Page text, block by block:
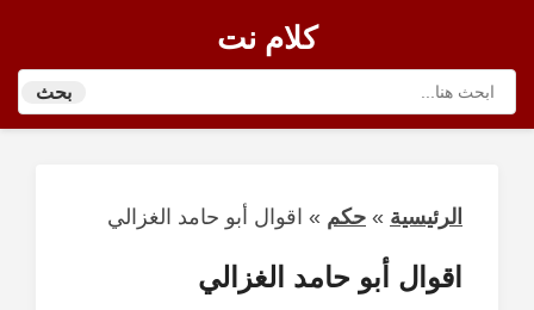
كلام نت
بحث
الرئيسية » حكم » اقوال أبو حامد الغزالي
اقوال أبو حامد الغزالي